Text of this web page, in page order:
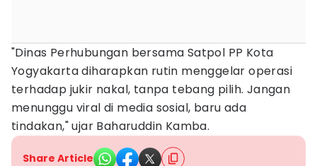
"Dinas Perhubungan bersama Satpol PP Kota
Yogyakarta diharapkan rutin menggelar operasi
terhadap jukir nakal, tanpa tebang pilih. Jangan
menunggu viral di media sosial, baru ada
tindakan," ujar Baharuddin Kamba.
Share Article